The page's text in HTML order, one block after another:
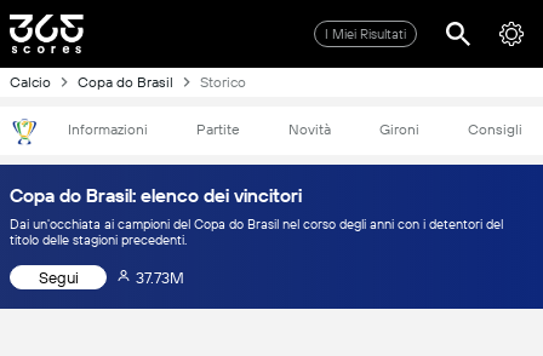
I Miei Risultati
Calcio Copa do Brasil Storico
Informazioni Partite Novità Gironi Consigli
Copa do Brasil: elenco dei vincitori
Dai un'occhiata ai campioni del Copa do Brasil nel corso degli anni con i detentori del
titolo delle stagioni precedenti.
Segui 37.73M